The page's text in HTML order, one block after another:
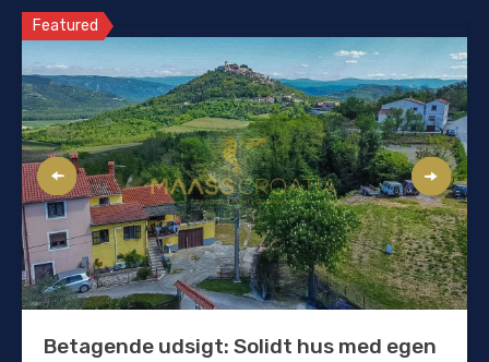
Featured
Betagende udsigt: Solidt hus med egen